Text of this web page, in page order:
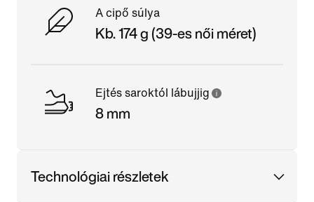
A cipő súlya
Kb. 174 g (39-es női méret)
Ejtés saroktól lábujjig
8 mm
Technológiai részletek